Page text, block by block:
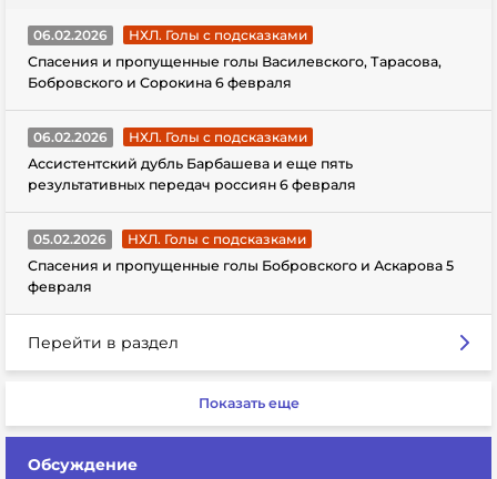
06.02.2026
НХЛ. Голы с подсказками
Спасения и пропущенные голы Василевского, Тарасова,
Бобровского и Сорокина 6 февраля
06.02.2026
НХЛ. Голы с подсказками
Ассистентский дубль Барбашева и еще пять
результативных передач россиян 6 февраля
05.02.2026
НХЛ. Голы с подсказками
Спасения и пропущенные голы Бобровского и Аскарова 5
февраля
Перейти в раздел
Показать еще
Обсуждение